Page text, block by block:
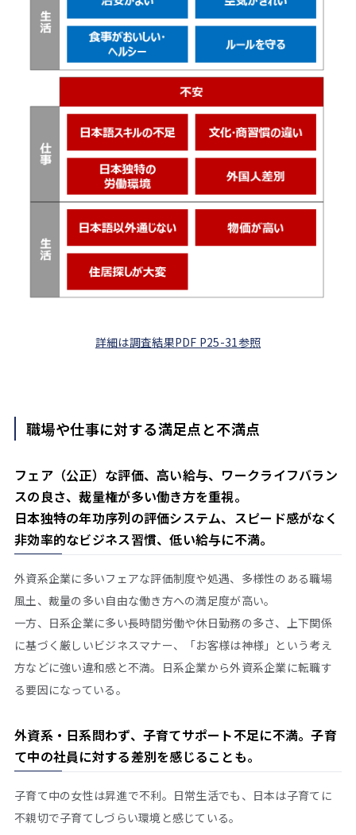
詳細は調査結果PDF P25-31参照
職場や仕事に対する満足点と不満点
フェア（公正）な評価、高い給与、ワークライフバラン
スの良さ、裁量権が多い働き方を重視。
日本独特の年功序列の評価システム、スピード感がなく
非効率的なビジネス習慣、低い給与に不満。
外資系企業に多いフェアな評価制度や処遇、多様性のある職場
風土、裁量の多い自由な働き方への満足度が高い。
一方、日系企業に多い長時間労働や休日勤務の多さ、上下関係
に基づく厳しいビジネスマナー、「お客様は神様」という考え
方などに強い違和感と不満。日系企業から外資系企業に転職す
る要因になっている。
外資系・日系問わず、子育てサポート不足に不満。子育
て中の社員に対する差別を感じることも。
子育て中の女性は昇進で不利。日常生活でも、日本は子育てに
不親切で子育てしづらい環境と感じている。